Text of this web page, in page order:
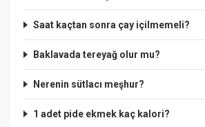
Saat kaçtan sonra çay içilmemeli?
Baklavada tereyağ olur mu?
Nerenin sütlacı meşhur?
1 adet pide ekmek kaç kalori?